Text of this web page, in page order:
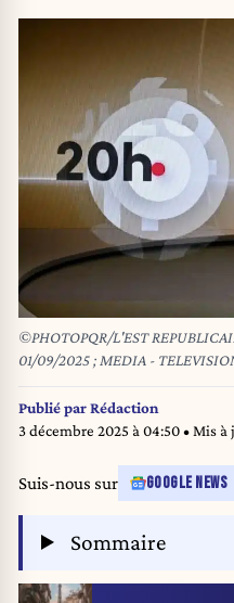
©PHOTOPQR/L'EST
01/09/2025 ; MEDIA -
SALAME - FRANCE TV - FRANCE
2025. La journaliste Léa Salamé
20 h 00 en direct sur France 2
Publié parRédaction
3 décembre 2025 à 04:50• Mis à
Suis-nous sur GOOGLE NEWS
Sommaire